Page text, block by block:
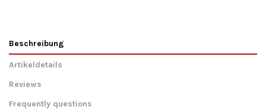
Beschreibung
Artikeldetails
Reviews
Frequently questions